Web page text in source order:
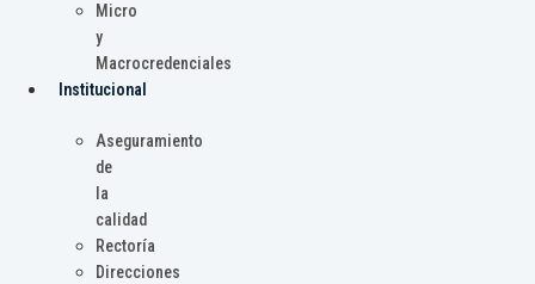
Micro
y
Macrocredenciales
Institucional
Aseguramiento
de
la
calidad
Rectoría
Direcciones